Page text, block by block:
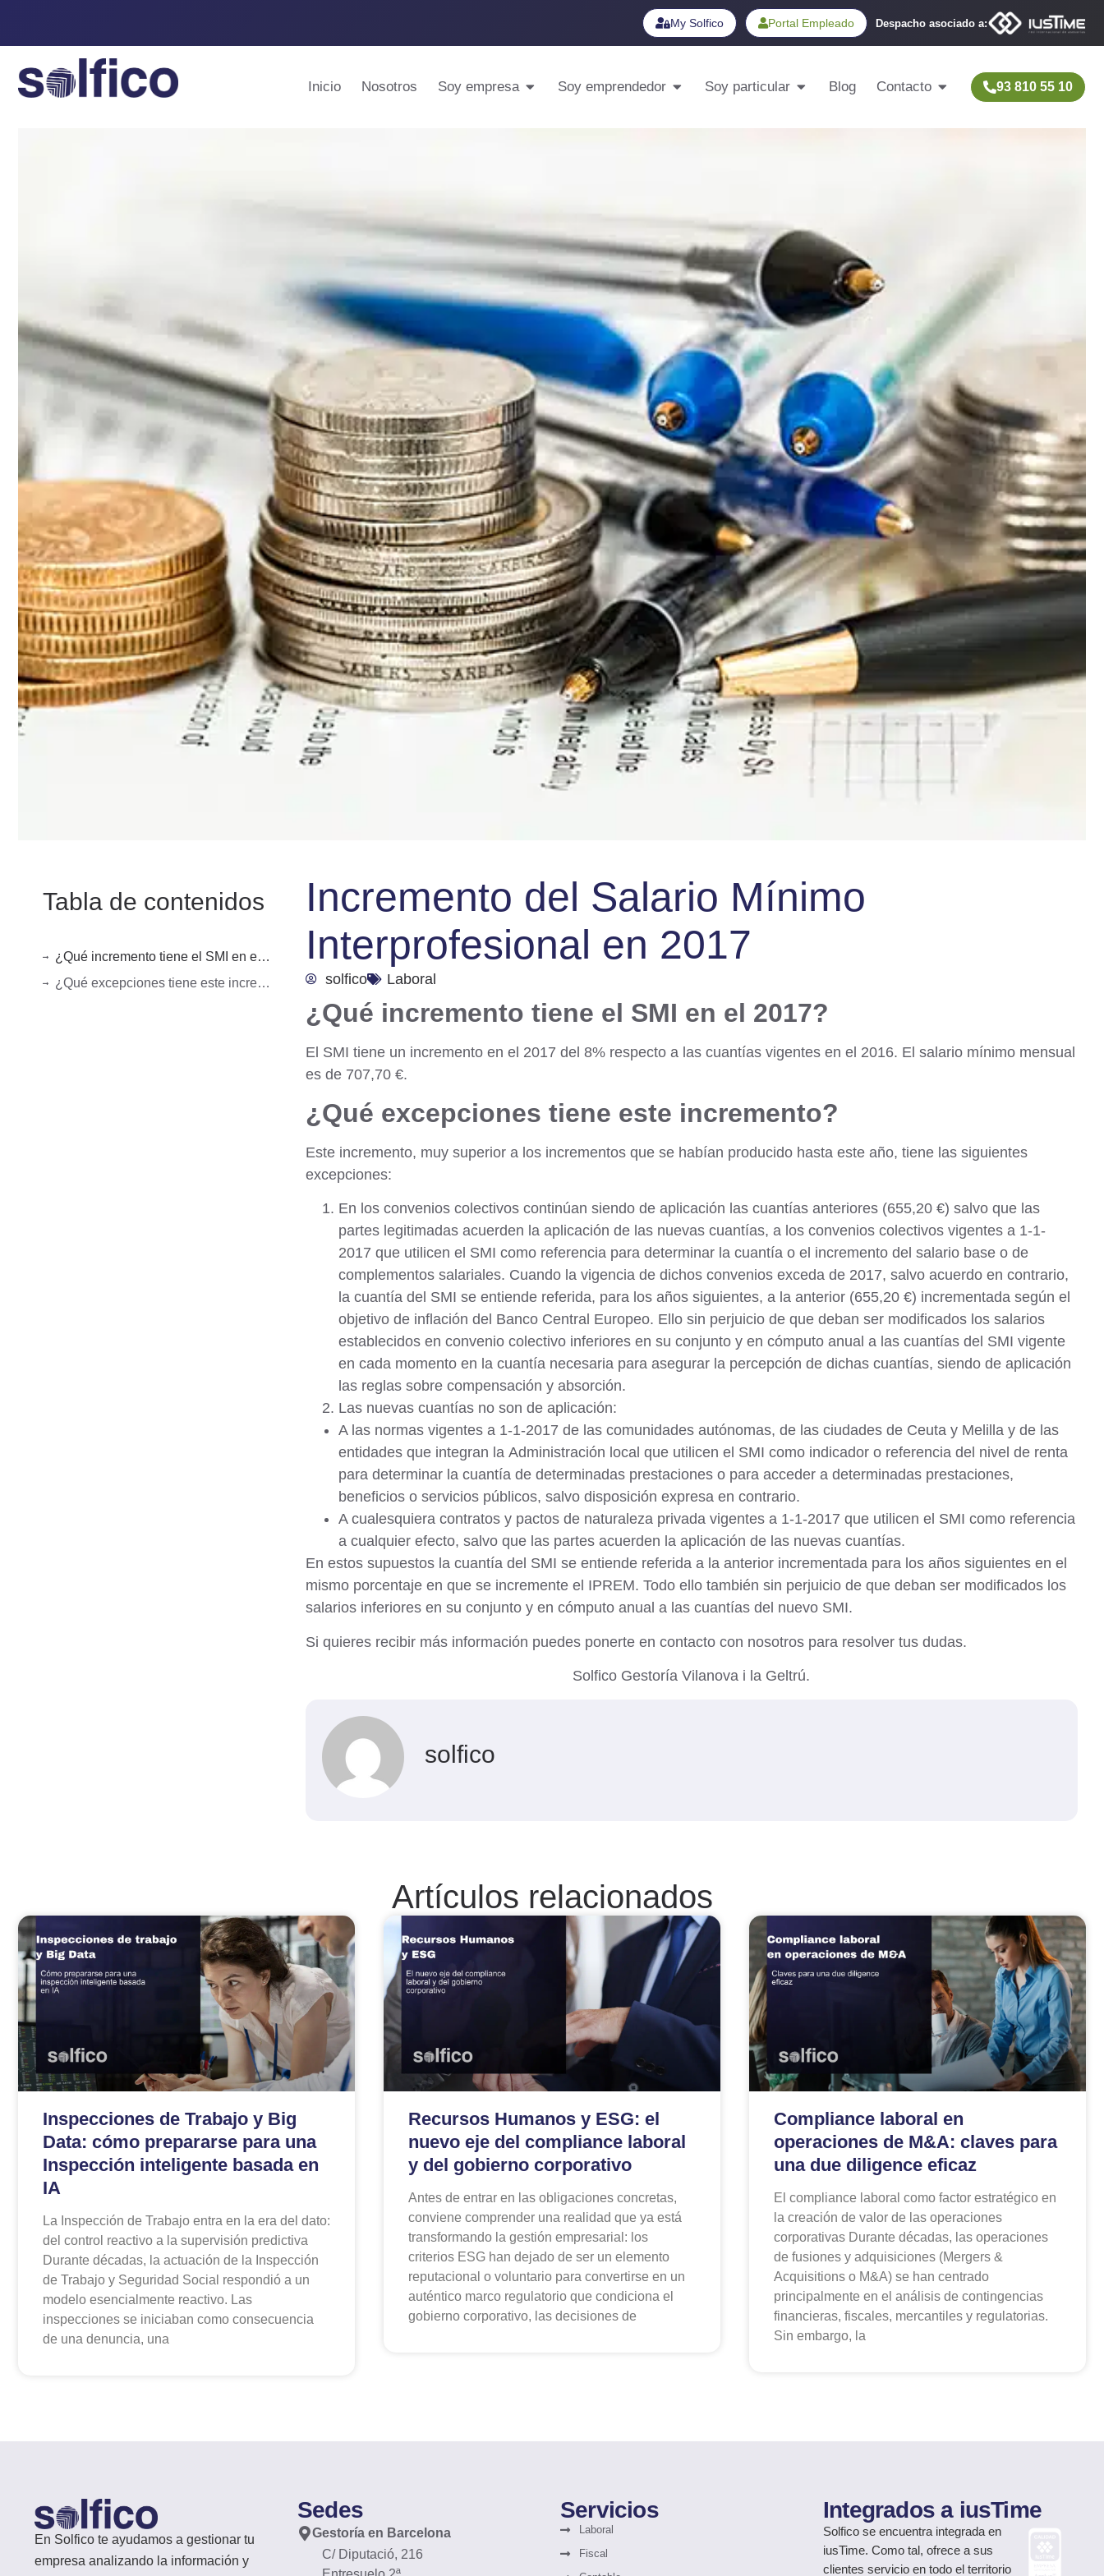
My Solfico Portal Empleado Despacho asociado a:
Inicio Nosotros Soy empresa Soy emprendedor Soy particular Blog Contacto 93 810 55 10
Tabla de contenidos
¿Qué incremento tiene el SMI en el 2017?
¿Qué excepciones tiene este incremento?
Incremento del Salario Mínimo
Interprofesional en 2017
solfico Laboral
¿Qué incremento tiene el SMI en el 2017?
El SMI tiene un incremento en el 2017 del 8% respecto a las cuantías vigentes en el 2016. El salario mínimo mensual
es de 707,70 €.
¿Qué excepciones tiene este incremento?
Este incremento, muy superior a los incrementos que se habían producido hasta este año, tiene las siguientes
excepciones:
En los convenios colectivoscontinúan siendo de aplicación las cuantías anteriores (655,20 €) salvo que las
partes legitimadas acuerden la aplicación de las nuevas cuantías, a los convenios colectivos vigentes a 1-1-
2017 que utilicen el SMI como referencia para determinar la cuantía o el incremento del salario base o de
complementos salariales. Cuando la vigencia de dichos convenios exceda de 2017, salvo acuerdo en contrario,
la cuantía del SMI se entiende referida, para los años siguientes, a la anterior (655,20 €) incrementada según el
objetivo de inflación del Banco Central Europeo. Ello sin perjuicio de que deban ser modificados los salarios
establecidos en convenio colectivo inferiores en su conjunto y en cómputo anual a las cuantías del SMI vigente
en cada momento en la cuantía necesaria para asegurar la percepción de dichas cuantías, siendo de aplicación
las reglas sobre compensación y absorción.
Las nuevas cuantías no son de aplicación:
A las normas vigentes a 1-1-2017 de las comunidades autónomas, de las ciudades de Ceuta yMelillay de las
entidades que integran la Administración local que utilicen el SMI como indicador o referencia del nivel de renta
para determinar la cuantía de determinadas prestaciones o para acceder a determinadas prestaciones,
beneficios o servicios públicos, salvo disposición expresa en contrario.
A cualesquiera contratos ypactos de naturaleza privada vigentes a 1-1-2017 que utilicen el SMI como referencia
a cualquier efecto, salvo que las partes acuerden la aplicación de las nuevas cuantías.
En estos supuestos la cuantía del SMI se entiende referida a la anterior incrementada para los años siguientes en el
mismo porcentaje en que se incremente el IPREM. Todo ello también sin perjuicio de que deban ser modificados los
salarios inferiores en su conjunto y en cómputo anual a las cuantías del nuevo SMI.
Si quieres recibir más información puedes ponerte en contacto con nosotros para resolver tus dudas.
Solfico Gestoría Vilanova i la Geltrú.
solfico
Artículos relacionados
Inspecciones de Trabajo y Big
Data: cómo prepararse para una
Inspección inteligente basada en
IA
La Inspección de Trabajo entra en la era del dato:
del control reactivo a la supervisión predictiva
Durante décadas, la actuación de la Inspección
de Trabajo y Seguridad Social respondió a un
modelo esencialmente reactivo. Las
inspecciones se iniciaban como consecuencia
de una denuncia, una
Recursos Humanos y ESG: el
nuevo eje del compliance laboral
y del gobierno corporativo
Antes de entrar en las obligaciones concretas,
conviene comprender una realidad que ya está
transformando la gestión empresarial: los
criterios ESG han dejado de ser un elemento
reputacional o voluntario para convertirse en un
auténtico marco regulatorio que condiciona el
gobierno corporativo, las decisiones de
Compliance laboral en
operaciones de M&A: claves para
una due diligence eficaz
El compliance laboral como factor estratégico en
la creación de valor de las operaciones
corporativas Durante décadas, las operaciones
de fusiones y adquisiciones (Mergers &
Acquisitions o M&A) se han centrado
principalmente en el análisis de contingencias
financieras, fiscales, mercantiles y regulatorias.
Sin embargo, la
En Solfico te ayudamos a gestionar tu
empresa analizando la información y
Sedes
Gestoría en Barcelona
C/ Diputació, 216
Servicios
Laboral
Fiscal
Integrados a iusTime
Solfico se encuentra integrada en
iusTime. Como tal, ofrece a sus
clientes servicio en todo el territorio